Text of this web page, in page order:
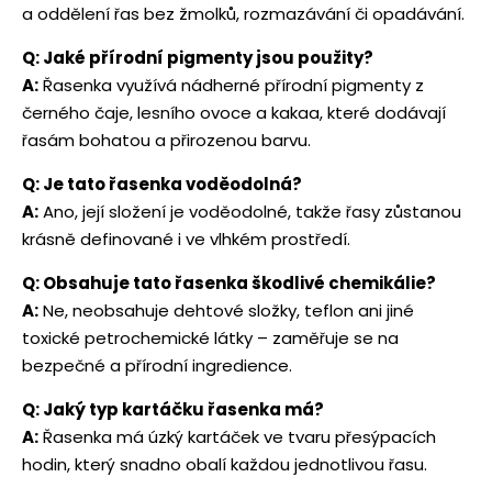
a oddělení řas bez žmolků, rozmazávání či opadávání.
Q: Jaké přírodní pigmenty jsou použity?
A:Řasenka využívá nádherné přírodní pigmenty z
černého čaje, lesního ovoce a kakaa, které dodávají
řasám bohatou a přirozenou barvu.
Q: Je tato řasenka voděodolná?
A:Ano, její složení je voděodolné, takže řasy zůstanou
krásně definované i ve vlhkém prostředí.
Q: Obsahuje tato řasenka škodlivé chemikálie?
A:Ne, neobsahuje dehtové složky, teflon ani jiné
toxické petrochemické látky – zaměřuje se na
bezpečné a přírodní ingredience.
Q: Jaký typ kartáčku řasenka má?
A:Řasenka má úzký kartáček ve tvaru přesýpacích
hodin, který snadno obalí každou jednotlivou řasu.